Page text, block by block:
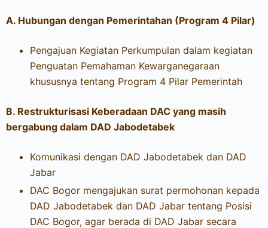
A. Hubungan dengan Pemerintahan (Program 4 Pilar)
Pengajuan Kegiatan Perkumpulan dalam kegiatan
Penguatan Pemahaman Kewarganegaraan
khususnya tentang Program 4 Pilar Pemerintah
B. Restrukturisasi Keberadaan DAC yang masih
bergabung dalam DAD Jabodetabek
Komunikasi dengan DAD Jabodetabek dan DAD
Jabar
DAC Bogor mengajukan surat permohonan kepada
DAD Jabodetabek dan DAD Jabar tentang Posisi
DAC Bogor, agar berada di DAD Jabar secara